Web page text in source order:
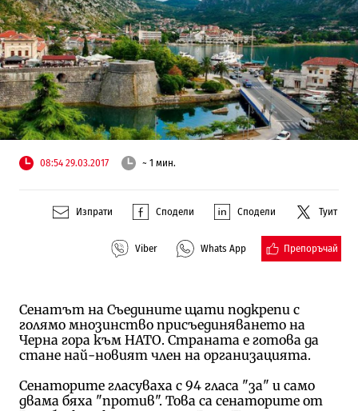
08:54 29.03.2017 ~ 1 мин.
Изпрати Сподели Сподели Туит
Viber Whats App Препоръчай
Сенатът на Съедините щати подкрепи с
голямо мнозинство присъединяването на
Черна гора към НАТО. Страната е готова да
стане най-новият член на организацията.
Сенаторите гласуваха с 94 гласа "за" и само
двама бяха "против". Това са сенаторите от